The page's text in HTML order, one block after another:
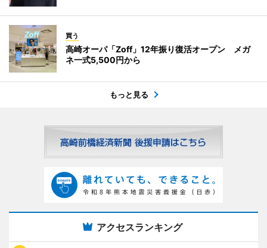
買う
高崎オーパ「Zoff」12年振り復活オープン メガ
ネ一式5,500円から
もっと見る
アクセスランキング